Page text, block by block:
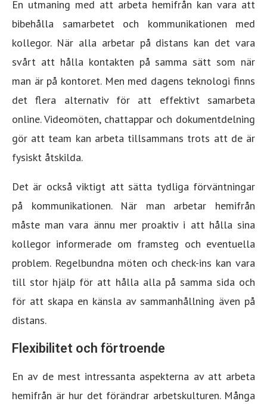
En utmaning med att arbeta hemifrån kan vara att
bibehålla samarbetet och kommunikationen med
kollegor. När alla arbetar på distans kan det vara
svårt att hålla kontakten på samma sätt som när
man är på kontoret. Men med dagens teknologi finns
det flera alternativ för att effektivt samarbeta
online. Videomöten, chattappar och dokumentdelning
gör att team kan arbeta tillsammans trots att de är
fysiskt åtskilda.
Det är också viktigt att sätta tydliga förväntningar
på kommunikationen. När man arbetar hemifrån
måste man vara ännu mer proaktiv i att hålla sina
kollegor informerade om framsteg och eventuella
problem. Regelbundna möten och check-ins kan vara
till stor hjälp för att hålla alla på samma sida och
för att skapa en känsla av sammanhållning även på
distans.
Flexibilitet och förtroende
En av de mest intressanta aspekterna av att arbeta
hemifrån är hur det förändrar arbetskulturen. Många